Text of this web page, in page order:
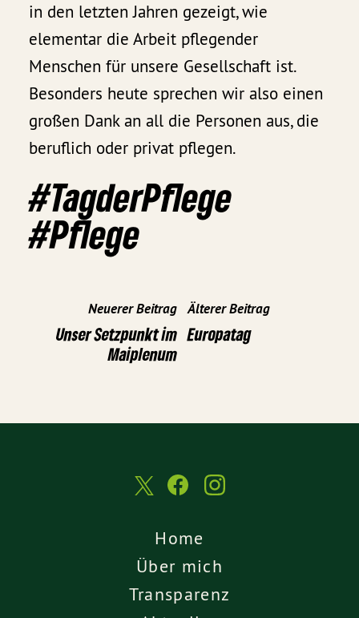
in den letzten Jahren gezeigt, wie
elementar die Arbeit pflegender
Menschen für unsere Gesellschaft ist.
Besonders heute sprechen wir also einen
großen Dank an all die Personen aus, die
beruflich oder privat pflegen.
#TagderPflege
#Pflege
Neuerer Beitrag
Unser Setzpunkt im
Maiplenum
Älterer Beitrag
Europatag
Home
Über mich
Transparenz